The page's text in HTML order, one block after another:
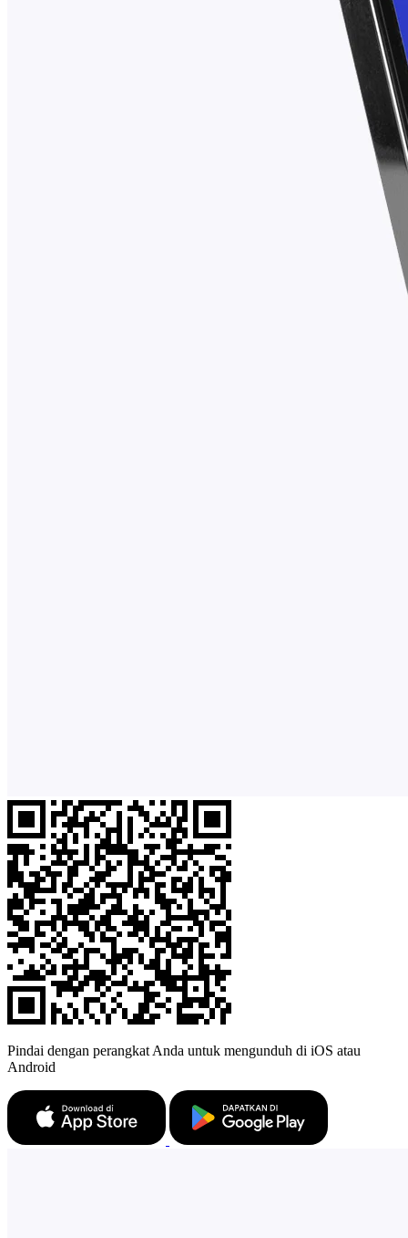
Pindai dengan perangkat Anda untuk mengunduh di iOS atau
Android